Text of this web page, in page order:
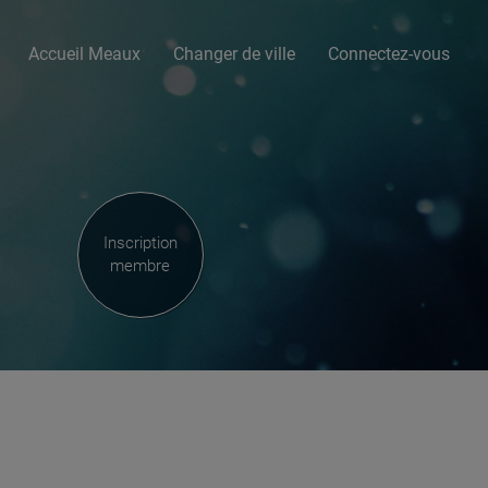
Accueil Meaux Changer de ville Connectez-vous
Inscription
membre